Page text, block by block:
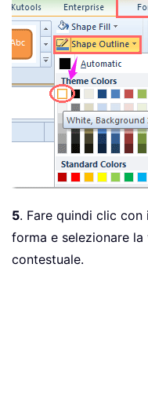
5. Fare quindi clic
forma e selezionare la
contestuale.